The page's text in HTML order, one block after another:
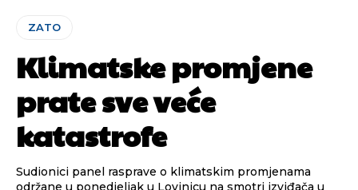
ZATO
Klimatske promjene
prate sve veće
katastrofe
Sudionici panel rasprave o klimatskim promjenama
održane u ponedjeljak u Lovinicu na smotri izviđača u